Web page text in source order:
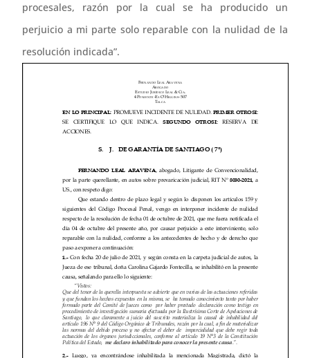
procesales, razón por la cual se ha producido un
perjuicio a mi parte solo reparable con la nulidad de la
resolución indicada”.